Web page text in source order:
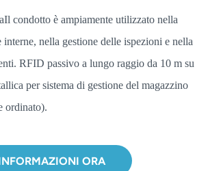
แบบไทย
Indonesia
magyar
Il condotto è ampiamente utilizzato nella
interne, nella gestione delle ispezioni e nella
RFID passivo a lungo raggio da 10 m su
per sistema di gestione del magazzino
ordinato).
ORA